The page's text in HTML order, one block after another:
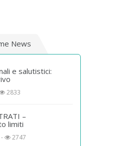
News
e salutistici:
2833
–
limiti
2747